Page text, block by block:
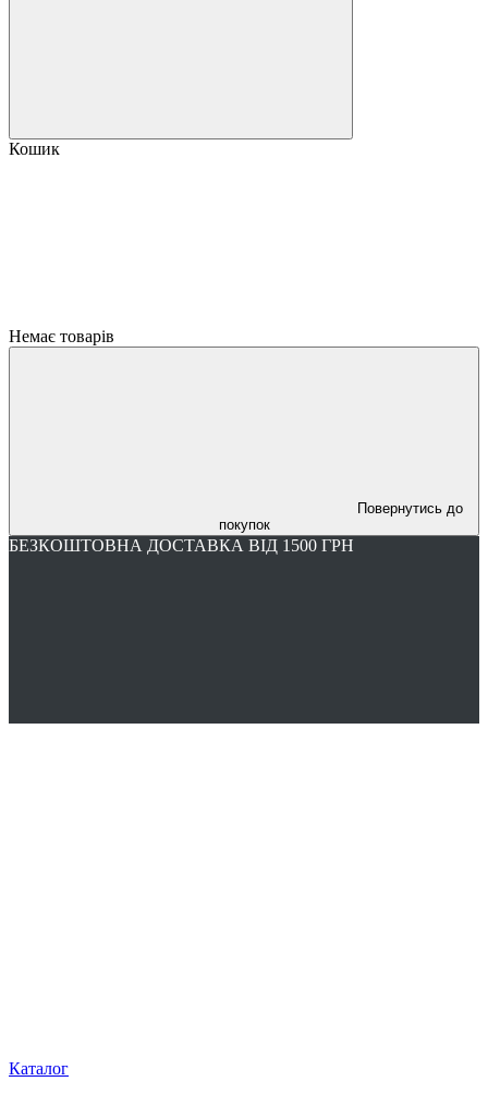
Кошик
Немає товарів
Повернутись до
покупок
БЕЗКОШТОВНА ДОСТАВКА ВІД 1500 ГРН
Каталог